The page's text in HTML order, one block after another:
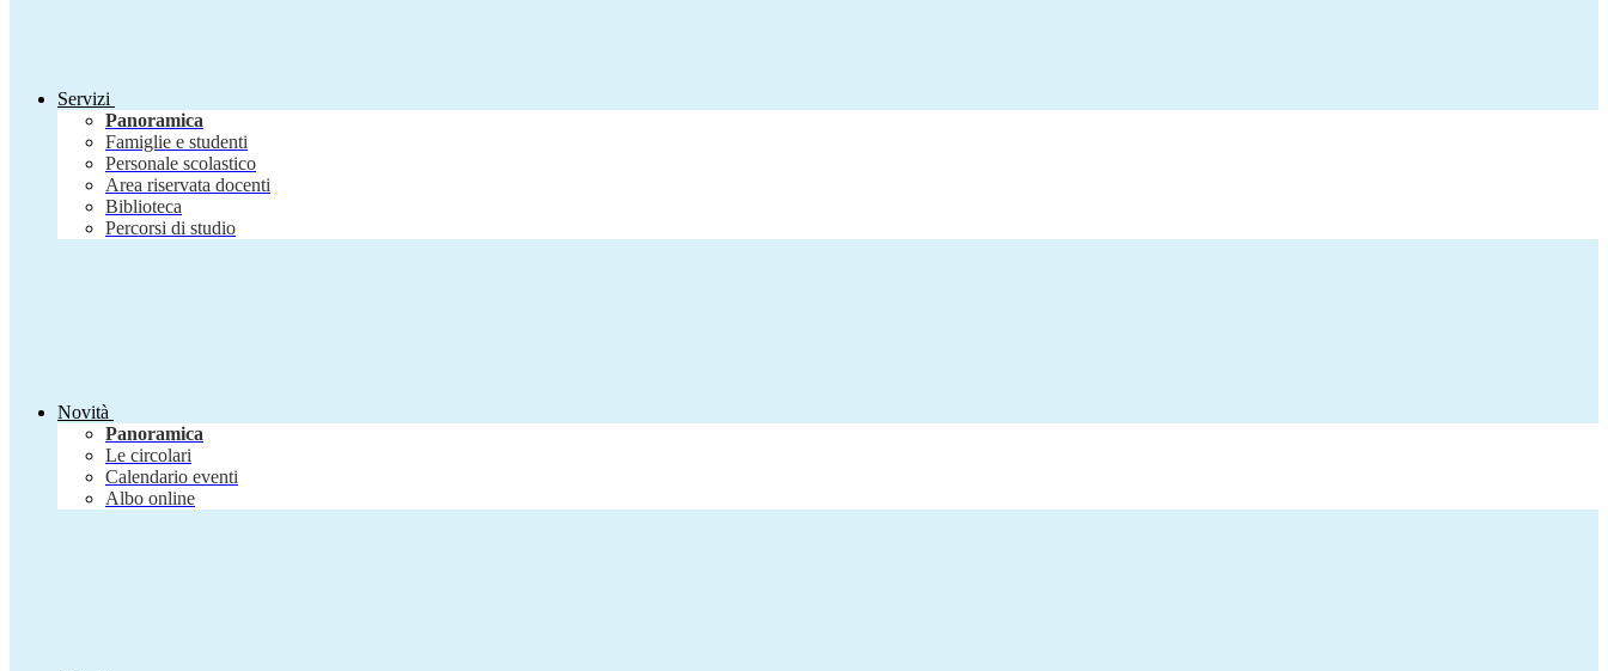
Servizi
Panoramica
Famiglie e studenti
Personale scolastico
Area riservata docenti
Biblioteca
Percorsi di studio
Novità
Panoramica
Le circolari
Calendario eventi
Albo online